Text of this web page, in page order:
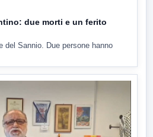
due morti e un ferito
del Sannio. Due persone hanno